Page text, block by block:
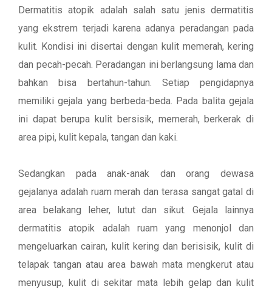
Dermatitis atopik adalah salah satu jenis dermatitis
yang ekstrem terjadi karena adanya peradangan pada
kulit. Kondisi ini disertai dengan kulit memerah, kering
dan pecah-pecah. Peradangan ini berlangsung lama dan
bahkan bisa bertahun-tahun. Setiap pengidapnya
memiliki gejala yang berbeda-beda. Pada balita gejala
ini dapat berupa kulit bersisik, memerah, berkerak di
area pipi, kulit kepala, tangan dan kaki.
Sedangkan pada anak-anak dan orang dewasa
gejalanya adalah ruam merah dan terasa sangat gatal di
area belakang leher, lutut dan sikut. Gejala lainnya
dermatitis atopik adalah ruam yang menonjol dan
mengeluarkan cairan, kulit kering dan berisisik, kulit di
telapak tangan atau area bawah mata mengkerut atau
menyusup, kulit di sekitar mata lebih gelap dan kulit